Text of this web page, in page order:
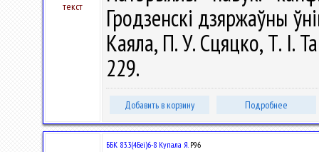
текст
Гродзенскi дзяржаўны
Каяла, П. У. Сцяцко, Т. І.
229.
Добавить в корзину Подробнее
ББК 83.3(4Беі)6-8 Купала Я.Р96